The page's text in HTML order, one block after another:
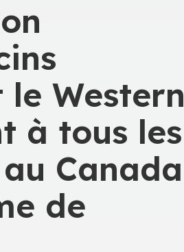
Western
à tous les
Canada
de